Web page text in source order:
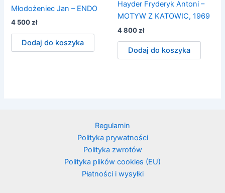
Młodożeniec Jan – ENDO
4 500zł
Dodaj do koszyka
Hayder Fryderyk Antoni –
MOTYW Z KATOWIC, 1969
4 800zł
Dodaj do koszyka
Regulamin
Polityka prywatności
Polityka zwrotów
Polityka plików cookies (EU)
Płatności i wysyłki